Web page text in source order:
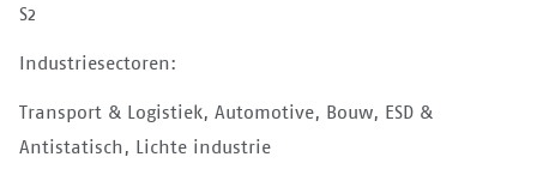
S2
Industriesectoren:
Transport & Logistiek, Automotive, Bouw, ESD &
Antistatisch, Lichte industrie